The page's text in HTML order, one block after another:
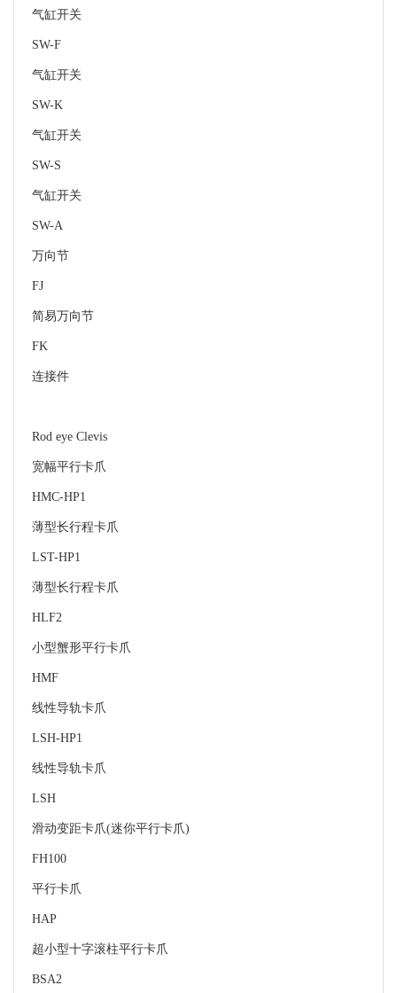
气缸开关
SW-F
气缸开关
SW-K
气缸开关
SW-S
气缸开关
SW-A
万向节
FJ
简易万向节
FK
连接件
Rod eye Clevis
宽幅平行卡爪
HMC-HP1
薄型长行程卡爪
LST-HP1
薄型长行程卡爪
HLF2
小型蟹形平行卡爪
HMF
线性导轨卡爪
LSH-HP1
线性导轨卡爪
LSH
滑动变距卡爪(迷你平行卡爪)
FH100
平行卡爪
HAP
超小型十字滚柱平行卡爪
BSA2